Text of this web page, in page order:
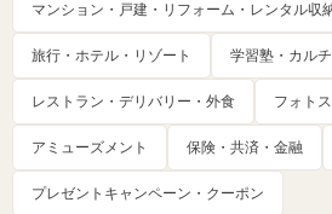
マンション・戸建・リフォーム・レンタル収
旅行・ホテル・リゾート 学習塾・カル
レストラン・デリバリー・外食 フォト
アミューズメント 保険・共済・金融
プレゼントキャンペーン・クーポン